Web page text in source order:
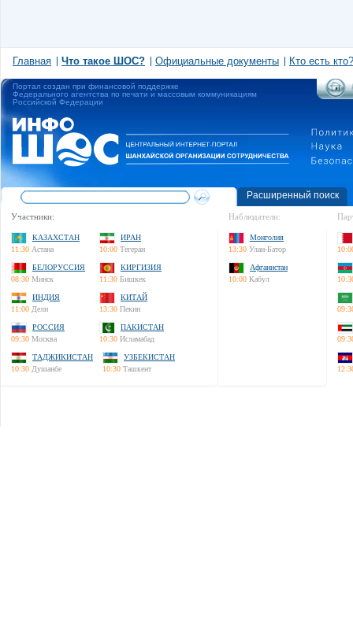
Главная Что такое ШОС? Официальные документы Кто есть кто?
Портал создан при финансовой поддержке
Федерального агентства по печати и массовым коммуникациям
Российской Федерации
Расширенный поиск
Участники:
КАЗАХСТАН
11:30 Астана
ИРАН
10:00 Тегеран
БЕЛОРУССИЯ
08:30 Минск
КИРГИЗИЯ
11:30 Бишкек
ИНДИЯ
11:00 Дели
КИТАЙ
13:30 Пекин
РОССИЯ
09:30 Москва
ПАКИСТАН
10:30 Исламабад
ТАДЖИКИСТАН
10:30 Душанбе
УЗБЕКИСТАН
10:30 Ташкент
Наблюдатели:
Монголия
13:30 Улан-Батор
Афганистан
10:00 Кабул